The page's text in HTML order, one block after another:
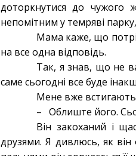
доторкнутися до чужого
непомітним у темряві
Мама каже, що
на все одна відповідь.
Так, я знав, що не
саме сьогодні все буде
Мене вже
– Облиште його.
Він закоханий і
друзями. Я дивлюсь, як